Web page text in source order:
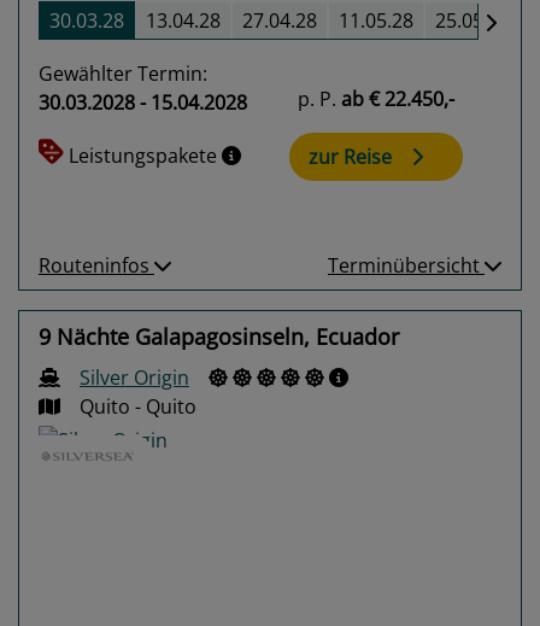
30.03.28 13.04.28 27.04.28 11.05.28 25.05.28
Gewählter Termin:
30.03.2028 - 15.04.2028
Leistungspakete
p. P. ab€ 22.450,-
zur Reise
Routeninfos Terminübersicht
9 Nächte Galapagosinseln, Ecuador
Silver Origin
Quito - Quito